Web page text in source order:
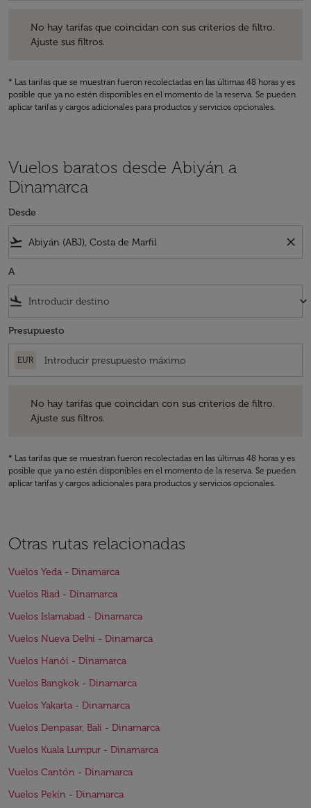
No hay tarifas que coincidan con sus criterios de filtro.
Ajuste sus filtros.
* Las tarifas que se muestran fueron recolectadas en las últimas 48 horas y es
posible que ya no estén disponibles en el momento de la reserva. Se pueden
aplicar tarifas y cargos adicionales para productos y servicios opcionales.
Vuelos baratos desde Abiyán a
Dinamarca
Desde
flight_takeoff close
A
flight_land keyboard_arrow_down
Presupuesto
EUR
No hay tarifas que coincidan con sus criterios de filtro.
Ajuste sus filtros.
* Las tarifas que se muestran fueron recolectadas en las últimas 48 horas y es
posible que ya no estén disponibles en el momento de la reserva. Se pueden
aplicar tarifas y cargos adicionales para productos y servicios opcionales.
Otras rutas relacionadas
Vuelos Yeda - Dinamarca
Vuelos Riad - Dinamarca
Vuelos Islamabad - Dinamarca
Vuelos Nueva Delhi - Dinamarca
Vuelos Hanói - Dinamarca
Vuelos Bangkok - Dinamarca
Vuelos Yakarta - Dinamarca
Vuelos Denpasar, Bali - Dinamarca
Vuelos Kuala Lumpur - Dinamarca
Vuelos Cantón - Dinamarca
Vuelos Pekín - Dinamarca